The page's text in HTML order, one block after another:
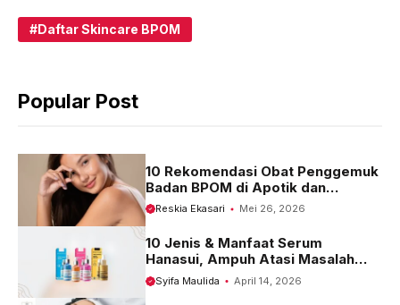
c
o
a
A
p
l
r
m
Daftar Skincare BPOM
Popular Post
10 Rekomendasi Obat Penggemuk
Badan BPOM di Apotik dan
Harganya
Reskia Ekasari Mei 26, 2026
10 Jenis & Manfaat Serum
Hanasui, Ampuh Atasi Masalah
Kulit
Syifa Maulida April 14, 2026